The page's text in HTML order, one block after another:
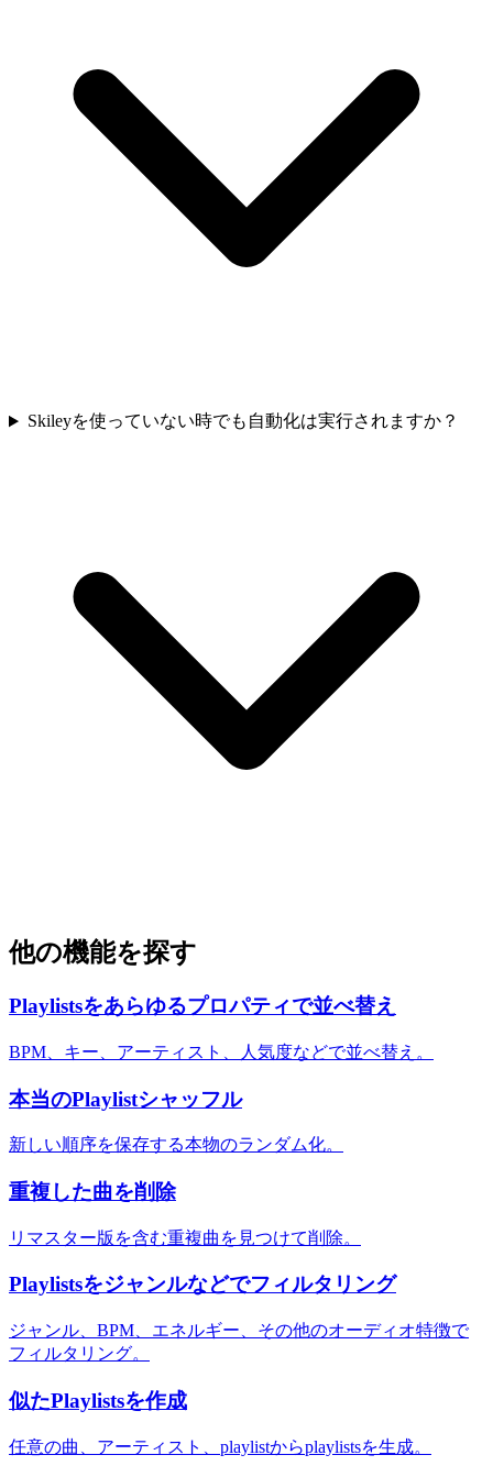
Skileyを使っていない時でも自動化は実行されますか？
他の機能を探す
Playlistsをあらゆるプロパティで並べ替え
BPM、キー、アーティスト、人気度などで並べ替え。
本当のPlaylistシャッフル
新しい順序を保存する本物のランダム化。
重複した曲を削除
リマスター版を含む重複曲を見つけて削除。
Playlistsをジャンルなどでフィルタリング
ジャンル、BPM、エネルギー、その他のオーディオ特徴で
フィルタリング。
似たPlaylistsを作成
任意の曲、アーティスト、playlistからplaylistsを生成。